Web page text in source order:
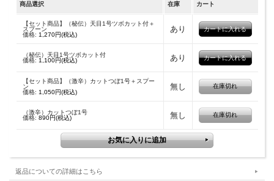
商品選択 在庫 カート
【セット商品】（秘伝）天目1号ツボカット付＋
スプーン
価格: 1,270円(税込)
あり
（秘伝）天目1号ツボカット付
価格: 1,100円(税込) あり
【セット商品】（激辛）カットつぼ1号＋スプー
ン
価格: 1,050円(税込)
無し 在庫切れ
（激辛）カットつぼ1号
価格: 890円(税込) 無し 在庫切れ
返品についての詳細はこちら